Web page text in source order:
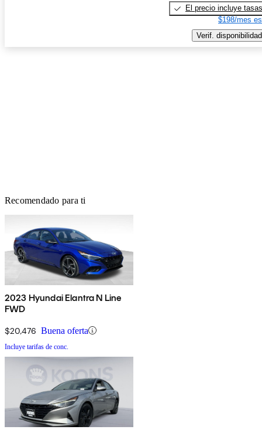
El precio incluye tasas
$198/mes
Verif. disponibilidad
Recomendado para ti
2023 Hyundai Elantra N Line
FWD
$20,476 Buena oferta
Incluye tarifas de conc.